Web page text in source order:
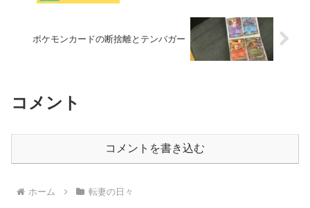
ポケモンカードの断捨離とテンバガー
コメント
コメントを書き込む
ホーム 転妻の日々